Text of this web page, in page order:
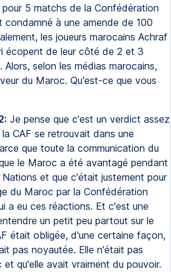
5 matchs de la Confédération
à une amende de 100
les joueurs marocains Achraf
écopent de leur côté de 2 et 3
selon les médias marocains,
du Maroc. Qu'est-ce que vous
Je pense que c'est un verdict assez
CAF se retrouvait dans une
que toute la communication du
le Maroc a été avantagé pendant
et que c'était justement pour
du Maroc par la Confédération
a eu ces réactions. Et c'est une
un petit peu partout sur le
était obligée, d'une certaine façon,
pas noyautée. Elle n'était pas
qu'elle avait vraiment du pouvoir.